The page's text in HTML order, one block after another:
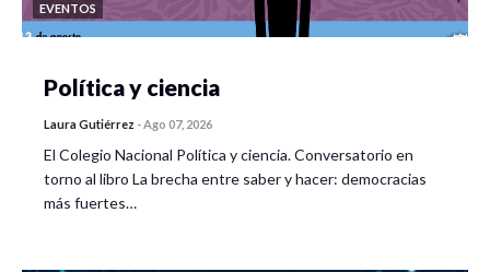
EVENTOS
Política y ciencia
Laura Gutiérrez -Ago 07, 2026
El Colegio Nacional Política y ciencia. Conversatorio en
torno al libro La brecha entre saber y hacer: democracias
más fuertes…